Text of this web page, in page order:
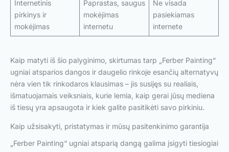
Internetinis
pirkinys ir
mokėjimas
Paprastas, saugus
mokėjimas
internetu
Ne visada
pasiekiamas
internete
Kaip matyti iš šio palyginimo, skirtumas tarp „Ferber Painting“
ugniai atsparios dangos ir daugelio rinkoje esančių alternatyvų
nėra vien tik rinkodaros klausimas – jis susijęs su realiais,
išmatuojamais veiksniais, kurie lemia, kaip gerai jūsų mediena
iš tiesų yra apsaugota ir kiek galite pasitikėti savo pirkiniu.
Kaip užsisakyti, pristatymas ir mūsų pasitenkinimo garantija
„Ferber Painting“ ugniai atsparią dangą galima įsigyti tiesiogiai